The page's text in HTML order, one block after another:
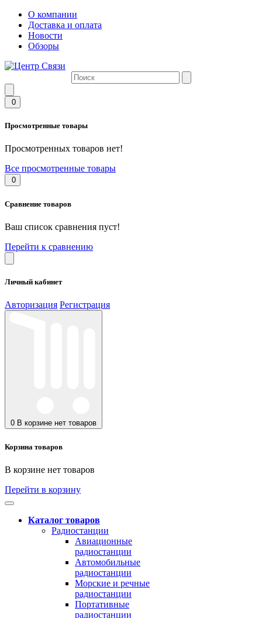
О компании
Доставка и оплата
Новости
Обзоры
0
Просмотренные товары
Просмотренных товаров нет!
Все просмотренные товары
0
Сравнение товаров
Ваш список сравнения пуст!
Перейти к сравнению
Личный кабинет
Авторизация Регистрация
0 В корзине нет товаров
Корзина товаров
В корзине нет товаров
Перейти в корзину
Каталог товаров
Радиостанции
Авиационные
радиостанции
Автомобильные
радиостанции
Морские и речные
радиостанции
Портативные
радиостанции